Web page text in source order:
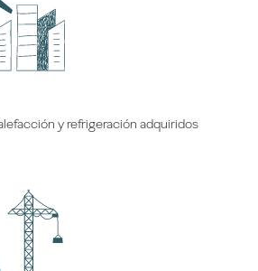
y refrigeración adquiridos